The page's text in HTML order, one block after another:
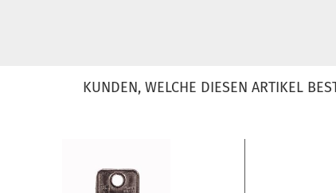
KUNDEN, WELCHE DIESEN ARTIKEL